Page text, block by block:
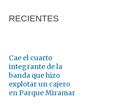
RECIENTES
Cae el cuarto
integrante de la
banda que hizo
explotar un cajero
en Parque Miramar